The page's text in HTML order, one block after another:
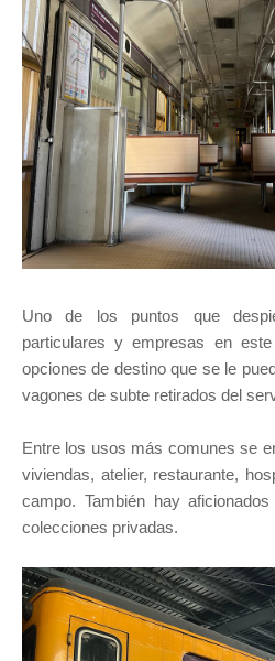
Uno de los puntos que
particulares y empresas en
opciones de destino que se le
vagones de subte retirados del
Entre los usos más comunes se
viviendas, atelier, restaurante,
campo. También hay
colecciones privadas.